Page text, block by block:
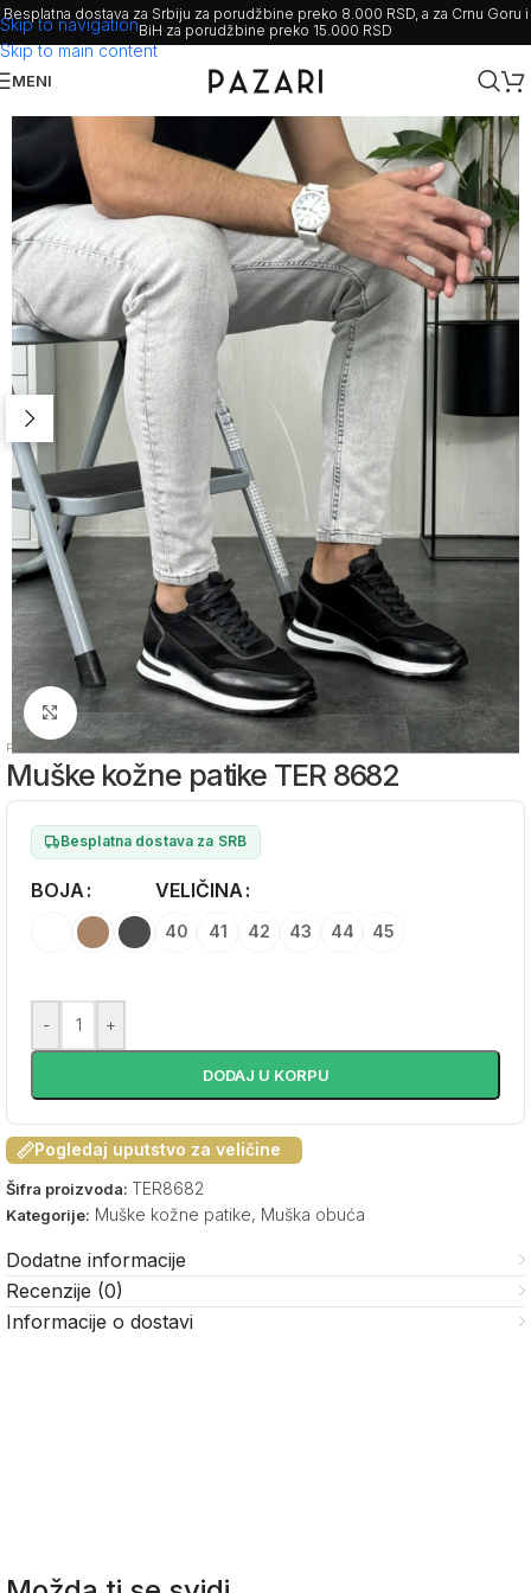
Skip to navigation
Skip to main content
Besplatna dostava za Srbiju za porudžbine preko 8.000 RSD, a za Crnu Goru i
BiH za porudžbine preko 15.000 RSD
MENI
Zumiraj sliku
Početna Muška obuća/ Muške kožne patike
Muške kožne patike TER 8682
Besplatna dostava za SRB
BOJA VELIČINA
40 41 42 43 44 45
- +
DODAJ U KORPU
Alternative:
Pogledaj uputstvo za veličine
Šifra proizvoda: TER8682
Kategorije: Muške kožne patike, Muška obuća
Dodatne informacije
Recenzije (0)
Informacije o dostavi